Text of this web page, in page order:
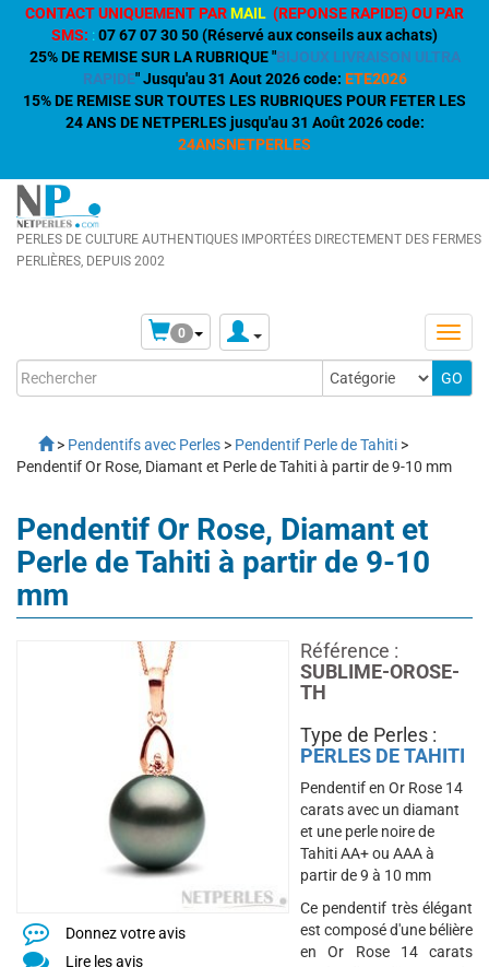
CONTACT UNIQUEMENT PARMAIL (REPONSE RAPIDE) OU PAR
SMS: :07 67 07 30 50 (Réservé aux conseils aux achats)
25% DE REMISE SUR LA RUBRIQUE "BIJOUX LIVRAISON ULTRA
RAPIDE" Jusqu'au 31 Aout 2026 code: ETE2026
15% DE REMISE SUR TOUTES LES RUBRIQUES POUR FETER LES
24 ANS DE NETPERLES jusqu'au 31 Août 2026 code:
24ANSNETPERLES
PERLES DE CULTURE AUTHENTIQUES IMPORTÉES DIRECTEMENT DES FERMES
PERLIÈRES, DEPUIS 2002
0
> Pendentifs avec Perles > Pendentif Perle de Tahiti >
Pendentif Or Rose, Diamant et Perle de Tahiti à partir de 9-10 mm
Pendentif Or Rose, Diamant et
Perle de Tahiti à partir de 9-10
mm
Donnez votre avis
Lire les avis
Référence :
SUBLIME-OROSE-
TH
Type de Perles :
PERLES DE TAHITI
Pendentif en Or Rose 14
carats avec un diamant
et une perle noire de
Tahiti AA+ ou AAA à
partir de 9 à 10 mm
Ce pendentif très élégant
est composé d'une bélière
en Or Rose 14 carats